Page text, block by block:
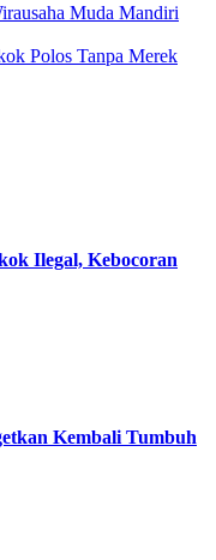
Muda Mandiri
Polos Tanpa Merek
Ilegal, Kebocoran
Kembali Tumbuh